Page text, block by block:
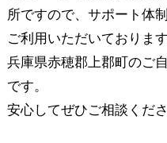
所ですので、サポート体
ご利用いただいております
兵庫県赤穂郡上郡町のご
です。
安心してぜひご相談くださ